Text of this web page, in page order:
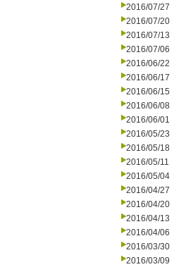
2016/07/27
2016/07/20
2016/07/13
2016/07/06
2016/06/22
2016/06/17
2016/06/15
2016/06/08
2016/06/01
2016/05/23
2016/05/18
2016/05/11
2016/05/04
2016/04/27
2016/04/20
2016/04/13
2016/04/06
2016/03/30
2016/03/09